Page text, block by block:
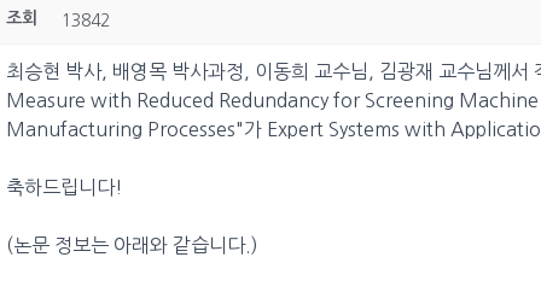
조회 13842
최승현 박사, 배영목 박사과정, 이동희 교수님, 김광재 교수님께
Measure with Reduced Redundancy for Screening
Manufacturing Processes"가 Expert Systems with
축하드립니다!
(논문 정보는 아래와 같습니다.)